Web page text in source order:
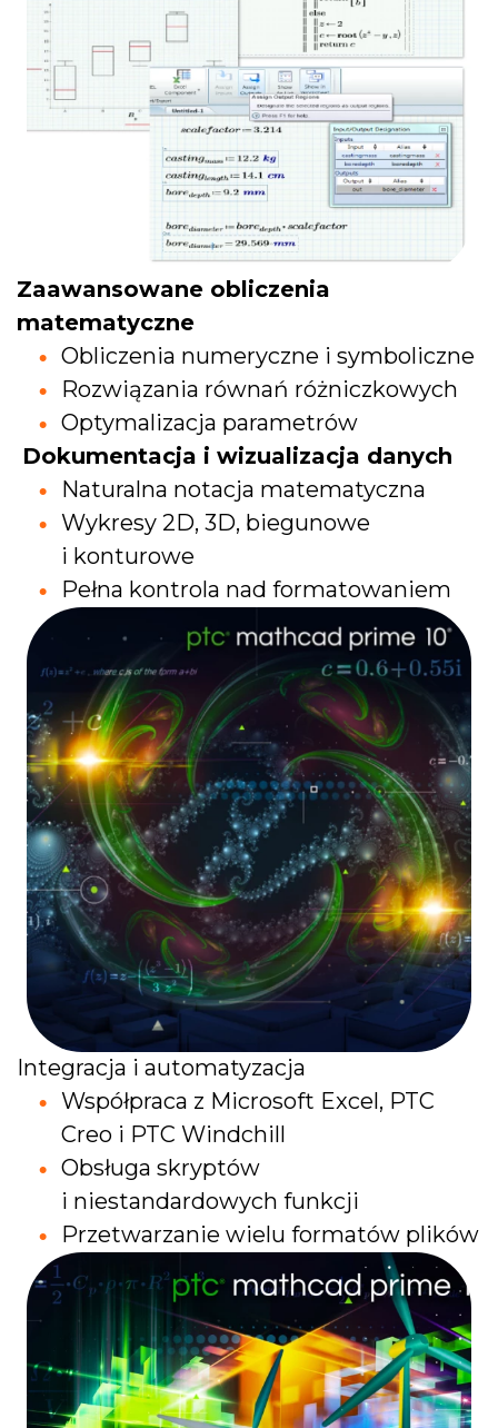
Zaawansowane obliczenia
matematyczne
Obliczenia numeryczne i symboliczne
Rozwiązania równań różniczkowych
Optymalizacja parametrów
Dokumentacja i wizualizacja danych
Naturalna notacja matematyczna
Wykresy 2D, 3D, biegunowe
i konturowe
Pełna kontrola nad formatowaniem
Integracja i automatyzacja
Współpraca z Microsoft Excel, PTC
Creo i PTC Windchill
Obsługa skryptów
i niestandardowych funkcji
Przetwarzanie wielu formatów plików